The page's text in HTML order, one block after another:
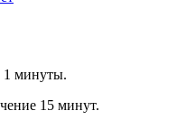
1 минуты.
15 минут.